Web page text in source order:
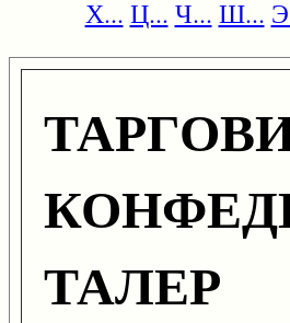
Х... Ц... Ч... Ш...
ТАЛЕР